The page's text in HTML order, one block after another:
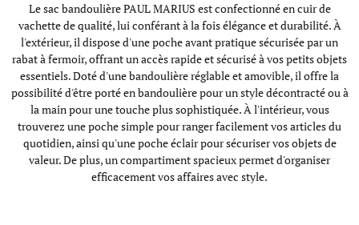
Le sac bandoulière PAUL MARIUS est confectionné en cuir de
vachette de qualité, lui conférant à la fois élégance et durabilité. À
l'extérieur, il dispose d'une poche avant pratique sécurisée par un
rabat à fermoir, offrant un accès rapide et sécurisé à vos petits objets
essentiels. Doté d'une bandoulière réglable et amovible, il offre la
possibilité d'être porté en bandoulière pour un style décontracté ou à
la main pour une touche plus sophistiquée. À l'intérieur, vous
trouverez une poche simple pour ranger facilement vos articles du
quotidien, ainsi qu'une poche éclair pour sécuriser vos objets de
valeur. De plus, un compartiment spacieux permet d'organiser
efficacement vos affaires avec style.